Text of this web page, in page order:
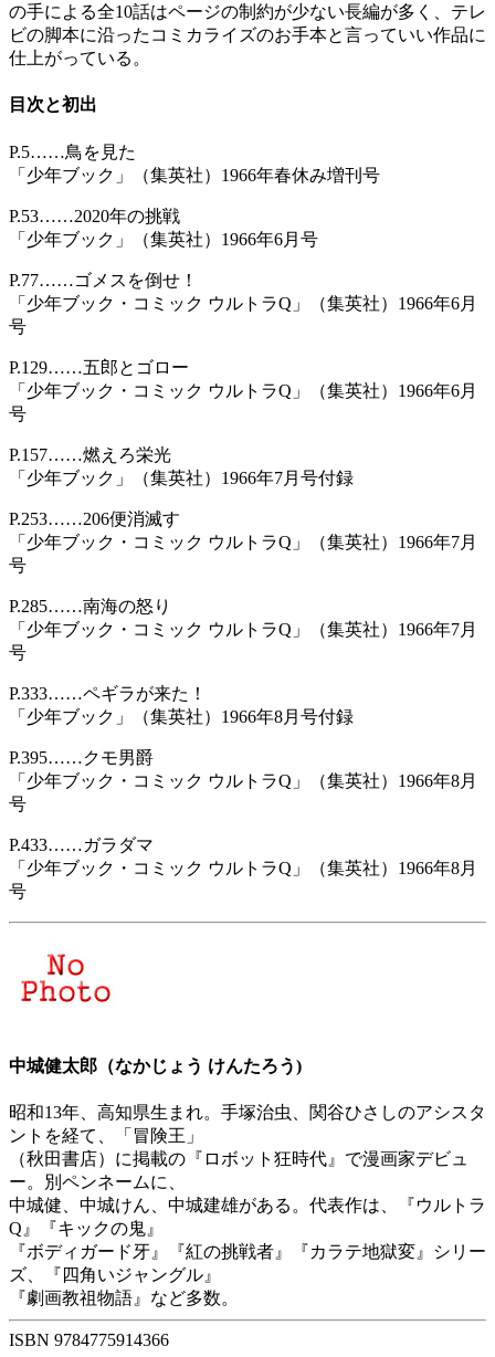
の手による全10話はページの制約が少ない長編が多く、テレ
ビの脚本に沿ったコミカライズのお手本と言っていい作品に
仕上がっている。
目次と初出
P.5……鳥を見た
「少年ブック」（集英社）1966年春休み増刊号
P.53……2020年の挑戦
「少年ブック」（集英社）1966年6月号
P.77……ゴメスを倒せ！
「少年ブック・コミック ウルトラQ」（集英社）1966年6月
号
P.129……五郎とゴロー
「少年ブック・コミック ウルトラQ」（集英社）1966年6月
号
P.157……燃えろ栄光
「少年ブック」（集英社）1966年7月号付録
P.253……206便消滅す
「少年ブック・コミック ウルトラQ」（集英社）1966年7月
号
P.285……南海の怒り
「少年ブック・コミック ウルトラQ」（集英社）1966年7月
号
P.333……ペギラが来た！
「少年ブック」（集英社）1966年8月号付録
P.395……クモ男爵
「少年ブック・コミック ウルトラQ」（集英社）1966年8月
号
P.433……ガラダマ
「少年ブック・コミック ウルトラQ」（集英社）1966年8月
号
中城健太郎（なかじょう けんたろう)
昭和13年、高知県生まれ。手塚治虫、関谷ひさしのアシスタ
ントを経て、「冒険王」
（秋田書店）に掲載の『ロボット狂時代』で漫画家デビュ
ー。別ペンネームに、
中城健、中城けん、中城建雄がある。代表作は、『ウルトラ
Q』『キックの鬼』
『ボディガード牙』『紅の挑戦者』『カラテ地獄変』シリー
ズ、『四角いジャングル』
『劇画教祖物語』など多数。
ISBN 9784775914366